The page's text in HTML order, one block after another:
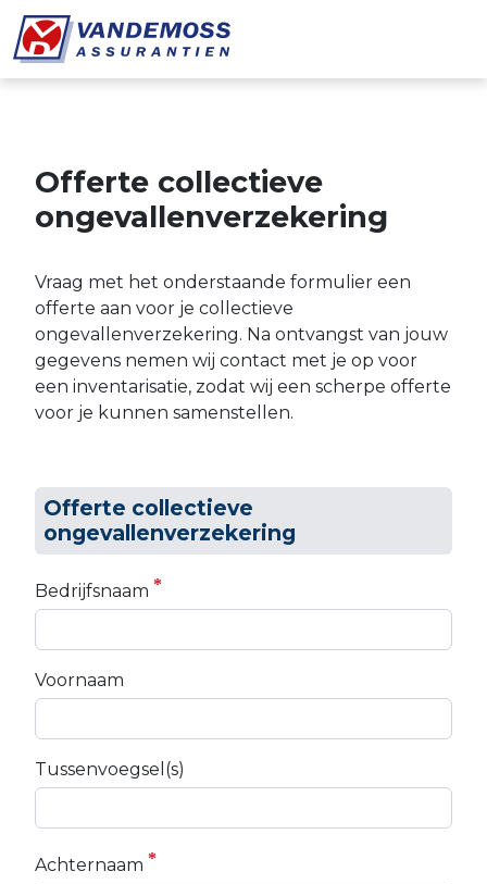
Overslaan en naar de inhoud gaan
Offerte collectieve
ongevallenverzekering
Vraag met het onderstaande formulier een
offerte aan voor je collectieve
ongevallenverzekering. Na ontvangst van jouw
gegevens nemen wij contact met je op voor
een inventarisatie, zodat wij een scherpe offerte
voor je kunnen samenstellen.
Offerte collectieve
ongevallenverzekering
Bedrijfsnaam
Voornaam
Tussenvoegsel(s)
Achternaam